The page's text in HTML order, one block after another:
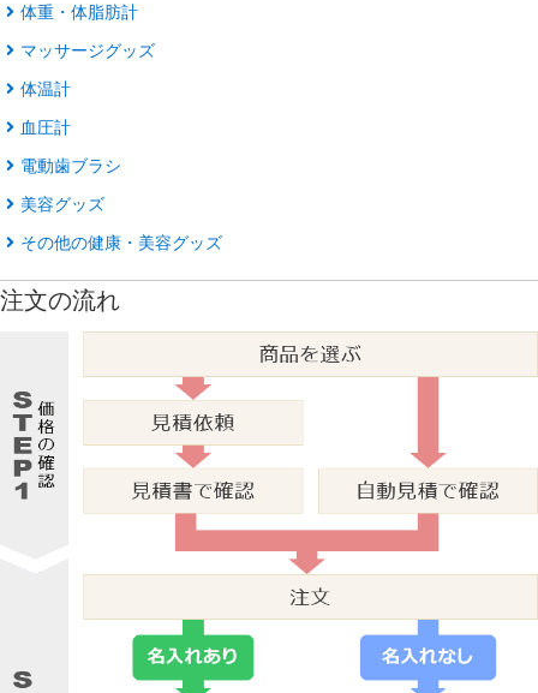
体重・体脂肪計
マッサージグッズ
体温計
血圧計
電動歯ブラシ
美容グッズ
その他の健康・美容グッズ
注文の流れ